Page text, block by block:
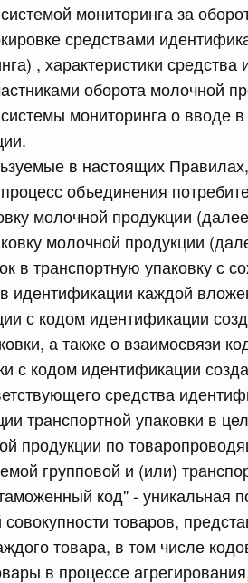
мониторинга за
средствами
, характеристики
оборота молочной
мониторинга о вводе
в настоящих
объединения
молочной продукции
молочной продукции
в транспортную упаковку с
идентификации каждой
с кодом идентификации
а также о взаимосвязи
с кодом идентификации
средства
транспортной упаковки в
продукции по
групповой и (или)
код" - уникальная
совокупности товаров,
товара, в том числе
в процессе
Федерации от 18.07.2026
платежных карт "Мир" при
(поддержки) и иных льгот
Федерации от 18.07.2026
Российской Федерации
Федерации от 18.07.2026
актов Правительства Российской
июля, пятница
Федерации от 17.07.2026
Российской Федерации от 5
Федерации от 17.07.2026
Российской Федерации от 26
Федерации от 17.07.2026